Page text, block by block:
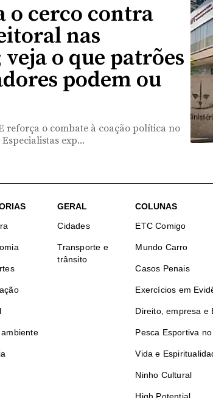
o cerco contra
nas
veja o que patrões
podem ou
reforça o combate à coação política no
exp...
GERAL
Cidades
Transporte e
trânsito
COLUNAS
ETC Comigo
Mundo Carro
Casos Penais
Exercícios em
Direito, empresa e
Pesca Esportiva
Vida e
Ninho Cultural